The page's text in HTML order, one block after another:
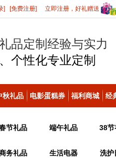
] [免费注册] 立即注册，好礼赠送
品定制经验与实力
个性化专业定制
秋礼品 电影蛋糕券 福利商城 经
节礼品 端午礼品 38节
务礼品 生活电器 洗护